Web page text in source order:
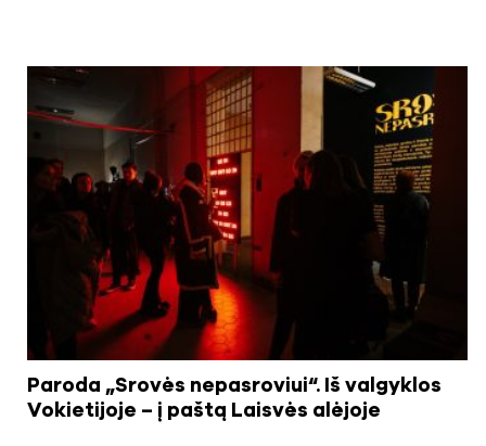
Paroda „Srovės nepasroviui“. Iš valgyklos
Vokietijoje – į paštą Laisvės alėjoje